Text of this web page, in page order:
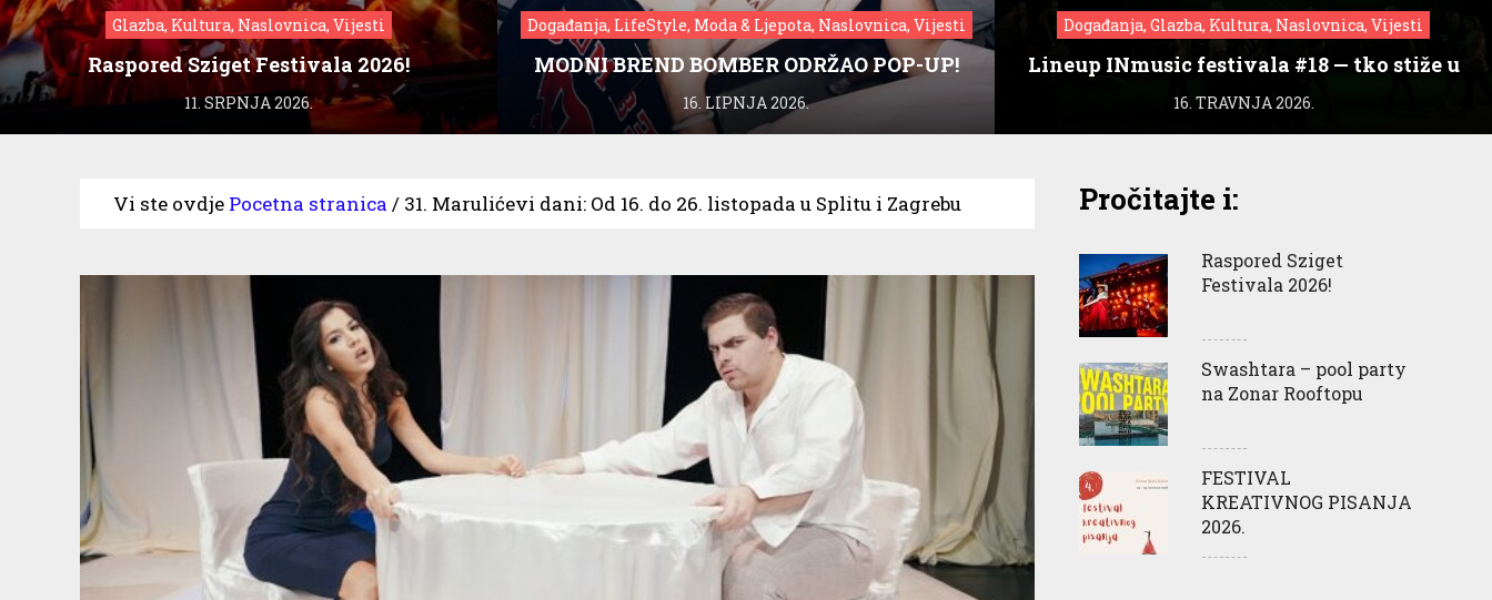
Glazba, Kultura, Naslovnica, Vijesti
Raspored Sziget Festivala 2026!
11. SRPNJA 2026.
Događanja, LifeStyle, Moda & Ljepota, Naslovnica, Vijesti
MODNI BREND BOMBER ODRŽAO POP-UP!
16. LIPNJA 2026.
Događanja, Glazba, Kultura, Naslovnica, Vijesti
Lineup INmusic festivala #18 — tko stiže u
Zagreb?
16. TRAVNJA 2026.
Vi ste ovdje Pocetna stranica / 31. Marulićevi dani: Od 16. do 26. listopada u Splitu i Zagrebu Pročitajte i:
Raspored Sziget
Festivala 2026!
Swashtara – pool party
na Zonar Rooftopu
FESTIVAL
KREATIVNOG PISANJA
2026.